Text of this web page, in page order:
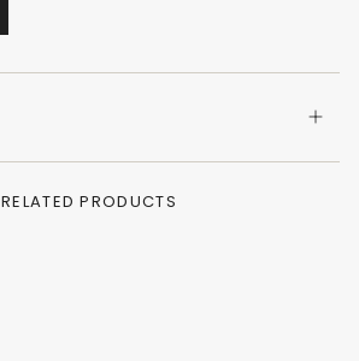
RELATED PRODUCTS